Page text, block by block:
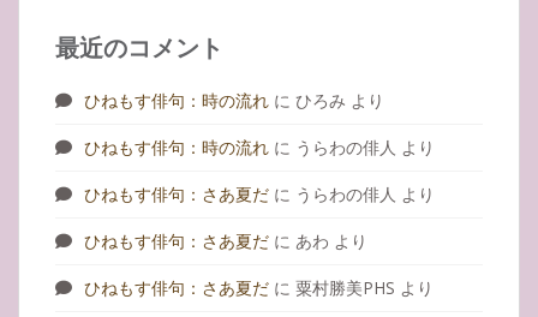
最近のコメント
ひねもす俳句：時の流れ に ひろみ より
ひねもす俳句：時の流れ に うらわの俳人 より
ひねもす俳句：さあ夏だ に うらわの俳人 より
ひねもす俳句：さあ夏だ に あわ より
ひねもす俳句：さあ夏だ に 粟村勝美PHS より